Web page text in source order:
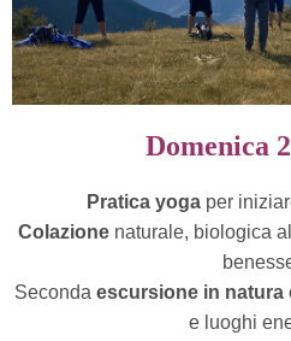
Domenica
Pratica yoga per
Colazione naturale, biologica
Seconda escursione in natura
e luoghi